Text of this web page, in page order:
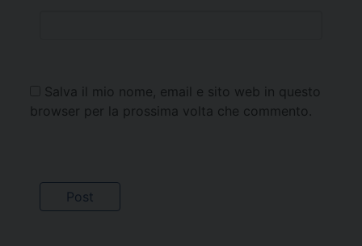
Salva il mio nome, email e sito web in questo
browser per la prossima volta che commento.